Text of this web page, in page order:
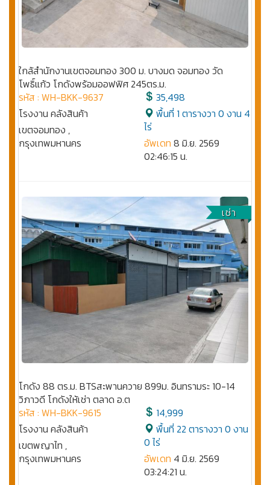
ใกล้สำนักงานเขตจอมทอง 300 ม. บางมด จอมทอง วัด
โพธิ์แก้ว โกดังพร้อมออฟฟิศ 245ตร.ม.
รหัส : WH-BKK-9637
โรงงาน คลังสินค้า
เขตจอมทอง ,
กรุงเทพมหานคร
35,498
พื้นที่ 1 ตารางวา 0 งาน 4
ไร่
อัพเดท 8 มิ.ย. 2569
02:46:15 น.
เช่า
โกดัง 88 ตร.ม. BTSสะพานควาย 899ม. อินทรามระ 10-14
วิภาวดี โกดังให้เช่า ตลาด อ.ต
รหัส : WH-BKK-9615
โรงงาน คลังสินค้า
เขตพญาไท ,
กรุงเทพมหานคร
14,999
พื้นที่ 22 ตารางวา 0 งาน
0 ไร่
อัพเดท 4 มิ.ย. 2569
03:24:21 น.